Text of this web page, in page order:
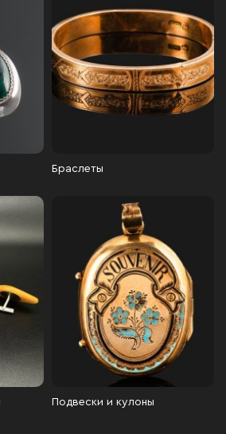
Браслеты
Подвески и кулоны